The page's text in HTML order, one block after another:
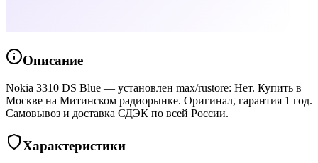
Описание
Nokia 3310 DS Blue — установлен max/rustore: Нет. Купить в
Москве на Митинском радиорынке. Оригинал, гарантия 1 год.
Самовывоз и доставка СДЭК по всей России.
Характеристики